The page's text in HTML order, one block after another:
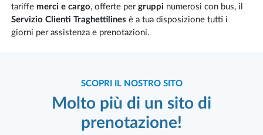
tariffe merci e cargo, offerte per gruppi numerosi con bus, il
Servizio Clienti Traghettilines è a tua disposizione tutti i
giorni per assistenza e prenotazioni.
SCOPRI IL NOSTRO SITO
Molto più di un sito di
prenotazione!